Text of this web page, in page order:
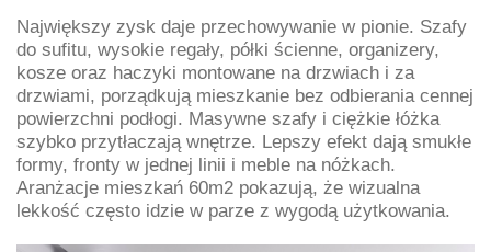
Największy zysk daje przechowywanie w pionie. Szafy
do sufitu, wysokie regały, półki ścienne, organizery,
kosze oraz haczyki montowane na drzwiach i za
drzwiami, porządkują mieszkanie bez odbierania cennej
powierzchni podłogi. Masywne szafy i ciężkie łóżka
szybko przytłaczają wnętrze. Lepszy efekt dają smukłe
formy, fronty w jednej linii i meble na nóżkach.
Aranżacje mieszkań 60m2 pokazują, że wizualna
lekkość często idzie w parze z wygodą użytkowania.